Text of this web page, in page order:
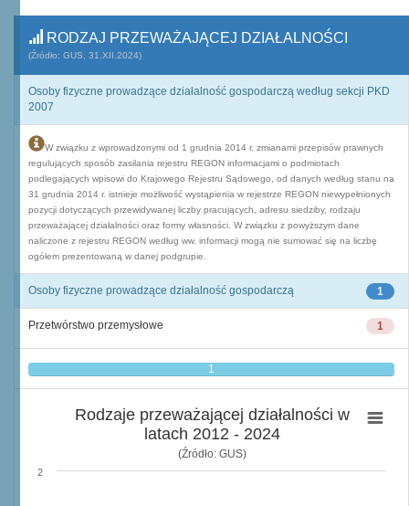
RODZAJ PRZEWAŻAJĄCEJ DZIAŁALNOŚCI
(Źródło: GUS, 31.XII.2024)
Osoby fizyczne prowadzące działalność gospodarczą według sekcji PKD
2007
W związku z wprowadzonymi od 1 grudnia 2014 r. zmianami przepisów prawnych
regulujących sposób zasilania rejestru REGON informacjami o podmiotach
podlegających wpisowi do Krajowego Rejestru Sądowego, od danych według stanu na
31 grudnia 2014 r. istnieje możliwość wystąpienia w rejestrze REGON niewypełnionych
pozycji dotyczących przewidywanej liczby pracujących, adresu siedziby, rodzaju
przeważającej działalności oraz formy własności. W związku z powyższym dane
naliczone z rejestru REGON według ww. informacji mogą nie sumować się na liczbę
ogółem prezentowaną w danej podgrupie.
1
Osoby fizyczne prowadzące działalność gospodarczą
1
Przetwórstwo przemysłowe
1
Rodzaje przeważającej działalności w
latach 2012 - 2024
(Źródło: GUS)
2